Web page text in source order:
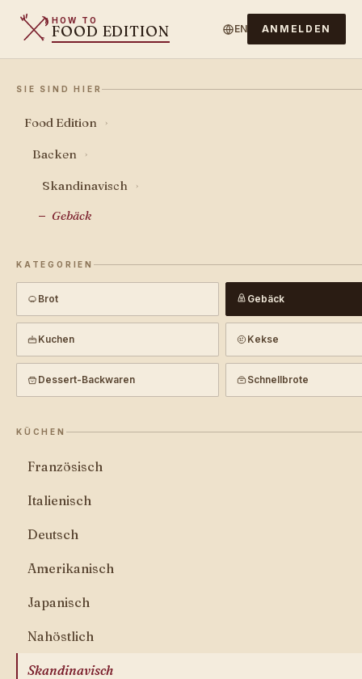
HOW TO
FOOD EDITION EN ANMELDEN
SIE SIND HIER
Food Edition ›
Backen ›
Skandinavisch ›
Gebäck
KATEGORIEN
Brot Gebäck
Kuchen Kekse
Dessert-Backwaren Schnellbrote
KÜCHEN
Französisch
Italienisch
Deutsch
Amerikanisch
Japanisch
Nahöstlich
Skandinavisch